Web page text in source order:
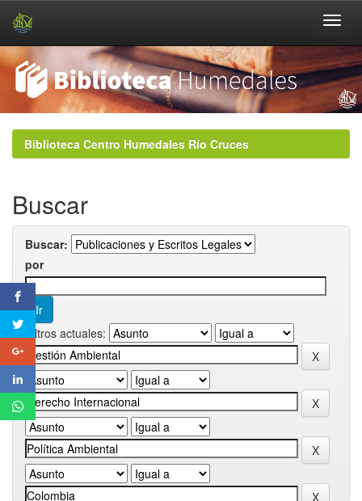
navigationBiblioteca Centro Humedales Río Cruces
Buscar
Buscar:
por
Filtros actuales: